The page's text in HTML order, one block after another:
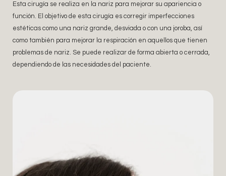
Esta cirugía se realiza en la nariz para mejorar su apariencia o
función. El objetivo de esta cirugía es corregir imperfecciones
estéticas como una nariz grande, desviada o con una joroba, así
como también para mejorar la respiración en aquellos que tienen
problemas de nariz. Se puede realizar de forma abierta o cerrada,
dependiendo de las necesidades del paciente.